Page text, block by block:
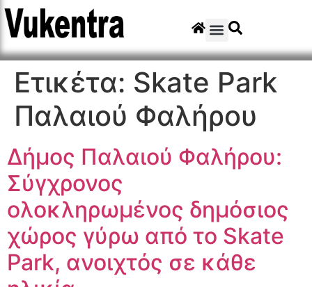
Ετικέτα: Skate Park
Παλαιού Φαλήρου
Δήμος Παλαιού Φαλήρου:
Σύγχρονος
ολοκληρωμένος δημόσιος
χώρος γύρω από το Skate
Park, ανοιχτός σε κάθε